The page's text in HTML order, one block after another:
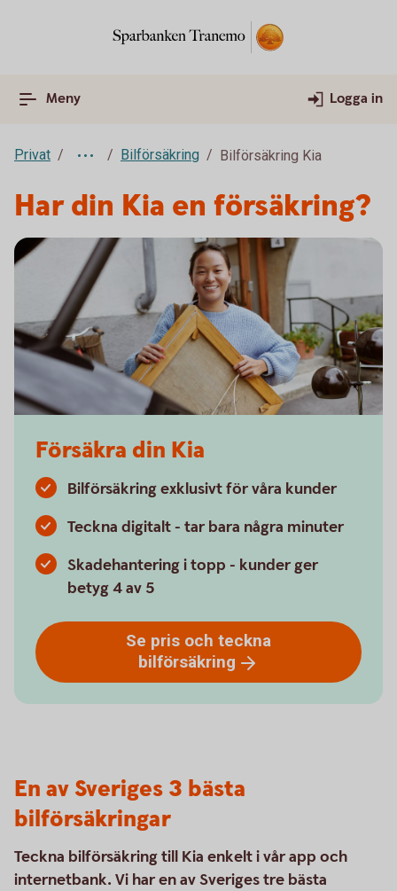
Meny Logga in
Privat Bilförsäkring Bilförsäkring Kia
Har din Kia en försäkring?
Försäkra din Kia
Bilförsäkring exklusivt för våra kunder
Teckna digitalt - tar bara några minuter
Skadehantering i topp - kunder ger
betyg 4 av 5
Se pris och teckna
bilförsäkring
En av Sveriges 3 bästa
bilförsäkringar
Teckna bilförsäkring till Kia enkelt i vår app och
internetbank. Vi har en av Sveriges tre bästa